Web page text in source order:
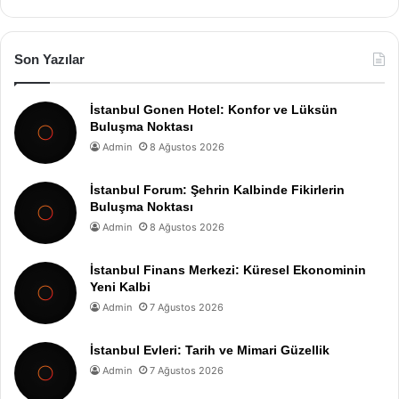
Son Yazılar
İstanbul Gonen Hotel: Konfor ve Lüksün
Buluşma Noktası
Admin 8 Ağustos 2026
İstanbul Forum: Şehrin Kalbinde Fikirlerin
Buluşma Noktası
Admin 8 Ağustos 2026
İstanbul Finans Merkezi: Küresel Ekonominin
Yeni Kalbi
Admin 7 Ağustos 2026
İstanbul Evleri: Tarih ve Mimari Güzellik
Admin 7 Ağustos 2026